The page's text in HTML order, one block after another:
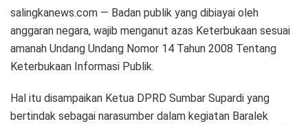
salingkanews.com — Badan publik yang dibiayai oleh
anggaran negara, wajib menganut azas Keterbukaan sesuai
amanah Undang Undang Nomor 14 Tahun 2008 Tentang
Keterbukaan Informasi Publik.
Hal itu disampaikan Ketua DPRD Sumbar Supardi yang
bertindak sebagai narasumber dalam kegiatan Baralek